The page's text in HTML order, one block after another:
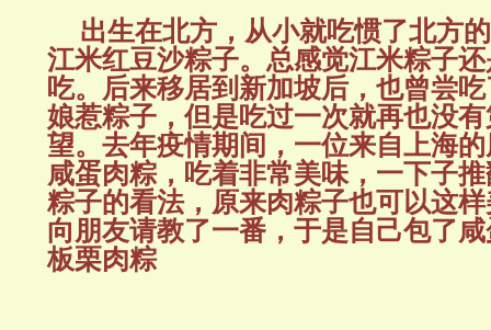
出生在北方，从小就吃惯了北方
江米红豆沙粽子。总感觉江米粽子
吃。后来移居到新加坡后，也曾尝
娘惹粽子，但是吃过一次就再也没
望。去年疫情期间，一位来自上海
咸蛋肉粽，吃着非常美味，一下子
粽子的看法，原来肉粽子也可以这
向朋友请教了一番，于是自己包了
板栗肉粽